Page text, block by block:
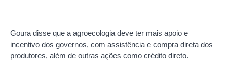
Goura disse que a agroecologia deve ter mais apoio e
incentivo dos governos, com assistência e compra direta dos
produtores, além de outras ações como crédito direto.